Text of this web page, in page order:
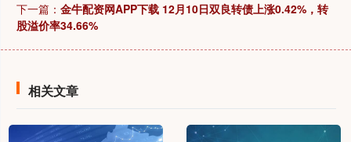
下一篇： 金牛配资网APP下载 12月10日双良转债上涨0.42%，转
股溢价率34.66%
相关文章